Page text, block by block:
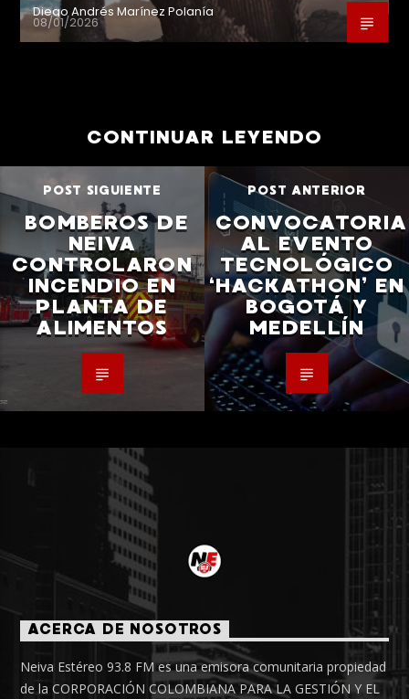
Diego Andrés Marínez Polanía
08/01/2026
CONTINUAR LEYENDO
POST SIGUIENTE
BOMBEROS DE
NEIVA
CONTROLARON
INCENDIO EN
PLANTA DE
ALIMENTOS
POST ANTERIOR
CONVOCATORIA
AL EVENTO
TECNOLÓGICO
‘HACKATHON’ EN
BOGOTÁ Y
MEDELLÍN
ACERCA DE NOSOTROS
Neiva Estéreo 93.8 FM es una emisora comunitaria propiedad
de la CORPORACIÓN COLOMBIANA PARA LA GESTIÓN Y EL